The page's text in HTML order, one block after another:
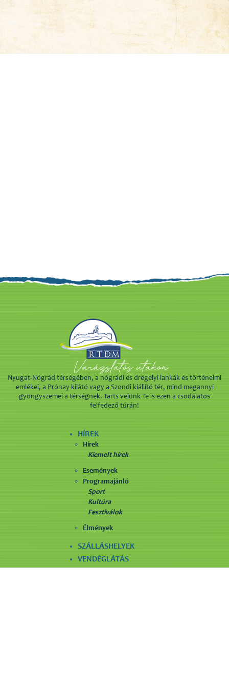
Nyugat-Nógrád térségében, a nógrádi és drégelyi lankák és történelmi
emlékei, a Prónay kilátó vagy a Szondi kiállító tér, mind megannyi
gyöngyszemei a térségnek. Tarts velünk Te is ezen a csodálatos
felfedező túrán!
HÍREK
Hírek
Kiemelt hírek
Események
Programajánló
Sport
Kultúra
Fesztiválok
Élmények
SZÁLLÁSHELYEK
VENDÉGLÁTÁS